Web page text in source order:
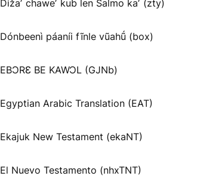
Dižaʼ chaweʼ kub len Salmo kaʼ (zty)
Dónbeenì páaníi fĩnle vũahṹ (box)
EBƆRƐ BE KAWƆL (GJNb)
Egyptian Arabic Translation (EAT)
Ekajuk New Testament (ekaNT)
El Nuevo Testamento (nhxTNT)